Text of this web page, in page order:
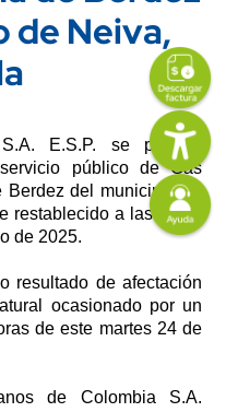
de Neiva,
E.S.P. se permite
público de Gas
Berdez del municipio de
restablecido a las 19:45
de 2025.
resultado de afectación
ocasionado por un
de este martes 24 de
de Colombia S.A.
icon
Imagen
link
Imagen
Imagen